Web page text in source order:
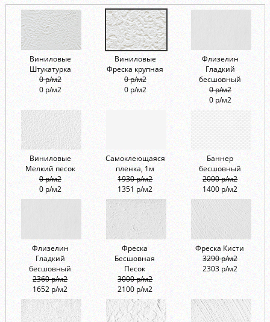
Виниловые
Штукатурка
0 р/м2
0 р/м2
Виниловые
Фреска крупная
0 р/м2
0 р/м2
Флизелин
Гладкий
бесшовный
0 р/м2
0 р/м2
Виниловые
Мелкий песок
0 р/м2
0 р/м2
Самоклеющаяся
пленка, 1м
1930 р/м2
1351 р/м2
Баннер
бесшовный
2000 р/м2
1400 р/м2
Флизелин
Гладкий
бесшовный
2360 р/м2
1652 р/м2
Фреска
Бесшовная
Песок
3000 р/м2
2100 р/м2
Фреска Кисти
3290 р/м2
2303 р/м2